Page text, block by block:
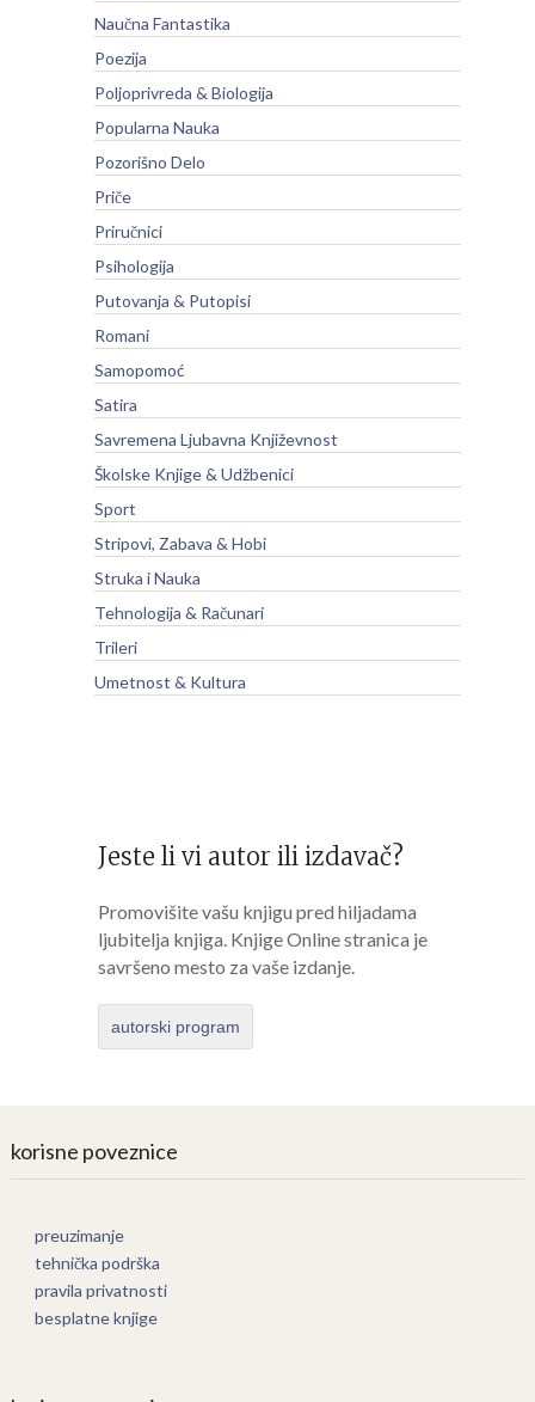
Naučna Fantastika
Poezija
Poljoprivreda & Biologija
Popularna Nauka
Pozorišno Delo
Priče
Priručnici
Psihologija
Putovanja & Putopisi
Romani
Samopomoć
Satira
Savremena Ljubavna Književnost
Školske Knjige & Udžbenici
Sport
Stripovi, Zabava & Hobi
Struka i Nauka
Tehnologija & Računari
Trileri
Umetnost & Kultura
Jeste li vi autor ili izdavač?
Promovišite vašu knjigu pred hiljadama
ljubitelja knjiga. Knjige Online stranica je
savršeno mesto za vaše izdanje.
autorski program
korisne poveznice
preuzimanje
tehnička podrška
pravila privatnosti
besplatne knjige